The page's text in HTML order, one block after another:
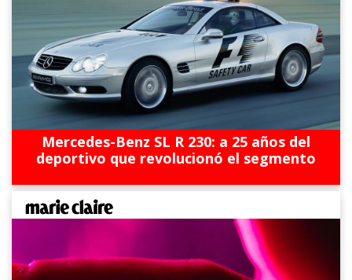
Mercedes-Benz SL R 230: a 25 años del
deportivo que revolucionó el segmento